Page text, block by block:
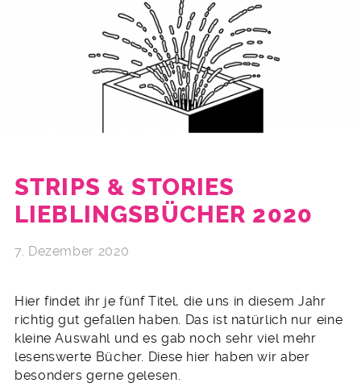
STRIPS & STORIES
LIEBLINGSBÜCHER 2020
7. Dezember 2020
Hier findet ihr je fünf Titel, die uns in diesem Jahr
richtig gut gefallen haben. Das ist natürlich nur eine
kleine Auswahl und es gab noch sehr viel mehr
lesenswerte Bücher. Diese hier haben wir aber
besonders gerne gelesen.